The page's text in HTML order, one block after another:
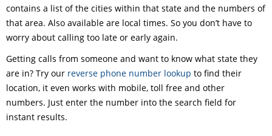
contains a list of the cities within that state and the numbers of
that area. Also available are local times. So you don’t have to
worry about calling too late or early again.
Getting calls from someone and want to know what state they
are in? Try our reverse phone number lookup to find their
location, it even works with mobile, toll free and other
numbers. Just enter the number into the search field for
instant results.